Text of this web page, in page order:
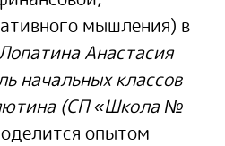
мышления) в
Анастасия
начальных классов
(СП «Школа №
опытом